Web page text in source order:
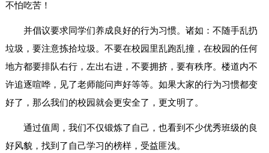
不怕吃苦！
并倡议要求同学们养成良好的行为习惯。诸如：不随手乱扔
垃圾，要注意拣拾垃圾。不要在校园里乱跑乱撞，在校园的任何
地方都要排队右行，左出右进，不要拥挤，要有秩序。楼道内不
许追逐喧哗，见了老师能问声好等等。如果大家的行为习惯都变
好了，那么我们的校园就会更安全了，更文明了。
通过值周，我们不仅锻炼了自己，也看到不少优秀班级的良
好风貌，找到了自己学习的榜样，受益匪浅。